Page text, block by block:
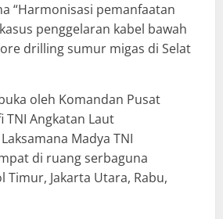
“Harmonisasi pemanfaatan
penggelaran kabel bawah
drilling sumur migas di Selat
oleh Komandan Pusat
Angkatan Laut
Madya TNI
di ruang serbaguna
Timur, Jakarta Utara, Rabu,